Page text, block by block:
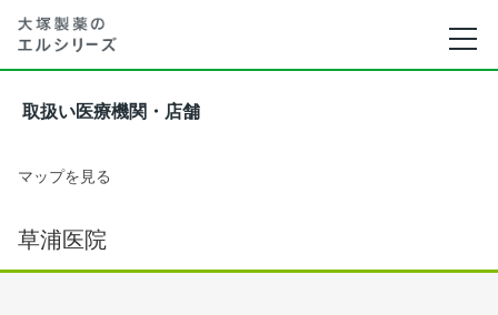
取扱い医療機関・店舗
マップを見る
草浦医院